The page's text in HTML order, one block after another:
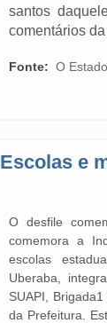
santos
comentários
Fonte: O
Escolas e
O desfile
comemora a
escolas
Uberaba,
SUAPI,
da Prefeitura.